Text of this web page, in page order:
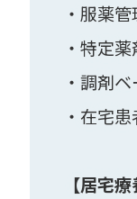
・服薬
・特定
・調剤
・在宅
【居宅